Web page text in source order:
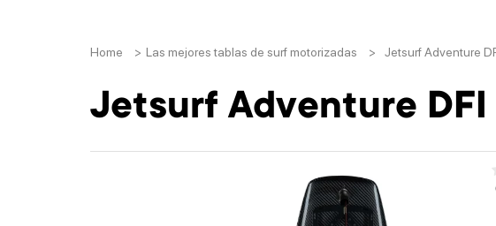
Home > Las mejores tablas de surf motorizadas > Jetsurf Adventure
Jetsurf Adventure DFI